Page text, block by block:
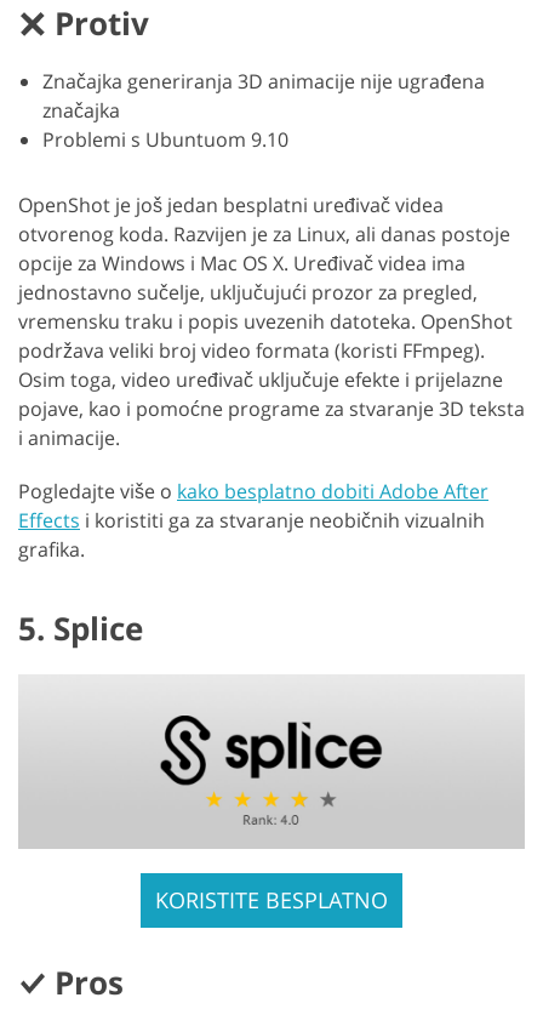
Protiv
Značajka generiranja 3D animacije nije ugrađena
značajka
Problemi s Ubuntuom 9.10
OpenShot je još jedan besplatni uređivač videa
otvorenog koda. Razvijen je za Linux, ali danas postoje
opcije za Windows i Mac OS X. Uređivač videa ima
jednostavno sučelje, uključujući prozor za pregled,
vremensku traku i popis uvezenih datoteka. OpenShot
podržava veliki broj video formata (koristi FFmpeg).
Osim toga, video uređivač uključuje efekte i prijelazne
pojave, kao i pomoćne programe za stvaranje 3D teksta
i animacije.
Pogledajte više o kako besplatno dobiti Adobe After
Effects i koristiti ga za stvaranje neobičnih vizualnih
grafika.
5. Splice
KORISTITE BESPLATNO
Pros